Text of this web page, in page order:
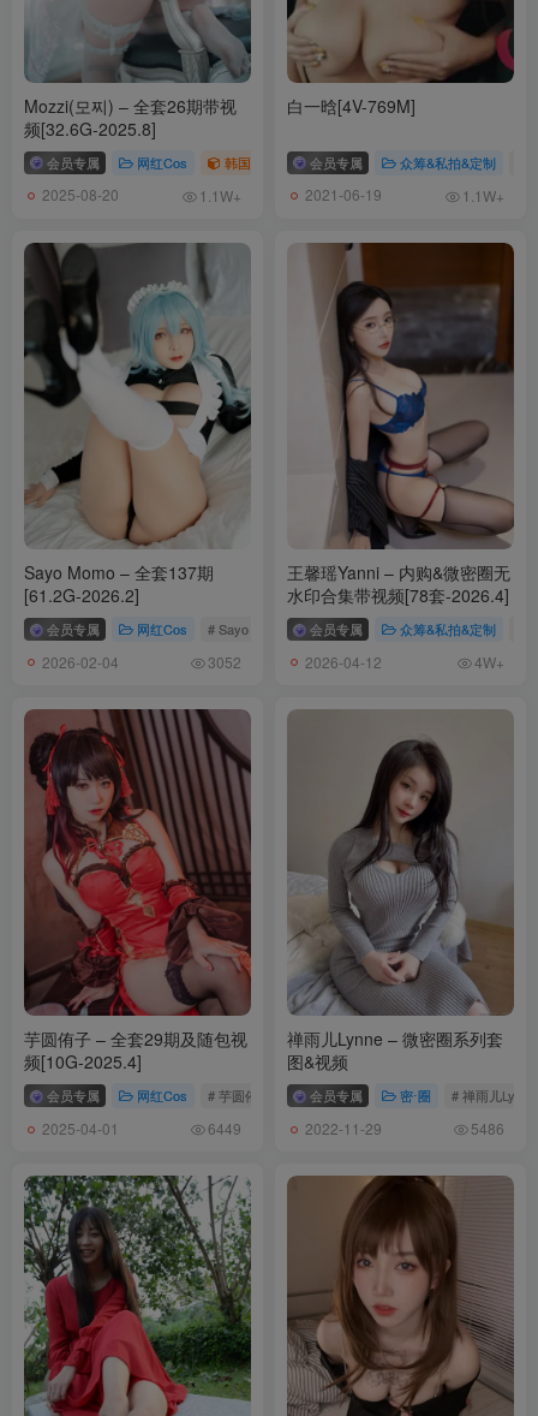
Mozzi(모찌) – 全套26期带视
频[32.6G-2025.8]
会员专属 网红Cos 韩国（korea） # Mozzi(모찌)
2025-08-20 1.1W+
白一晗[4V-769M]
会员专属 众筹&私拍&定制
2021-06-19 1.1W+
Sayo Momo – 全套137期
[61.2G-2026.2]
会员专属 网红Cos # Sayo Momo
2026-02-04 3052
王馨瑶Yanni – 内购&微密圈无
水印合集带视频[78套-2026.4]
会员专属 众筹&私拍&定制
2026-04-12 4W+
芋圆侑子 – 全套29期及随包视
频[10G-2025.4]
会员专属 网红Cos # 芋圆侑子
2025-04-01 6449
禅雨儿Lynne – 微密圈系列套
图&视频
会员专属 密⋅圈 # 禅雨儿Lynne
2022-11-29 5486